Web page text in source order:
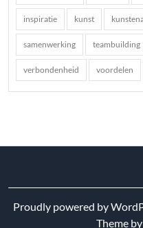
inspiratie kunst
samenwerking teambuilding
verbondenheid voordelen
Proudly powered by
Theme